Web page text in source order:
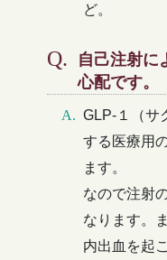
ど。
自己注射に
心配です。
GLP-１（サ
する医療用
ます。
なので注射
なります。
内出血を起